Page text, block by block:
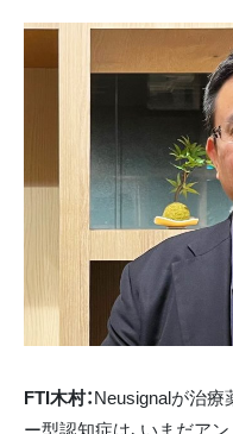
FTI木村：Neusignalが治